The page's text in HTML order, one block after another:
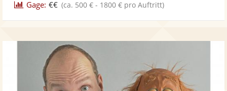
Gage: €€ (ca. 500 € - 1800 € pro Auftritt)